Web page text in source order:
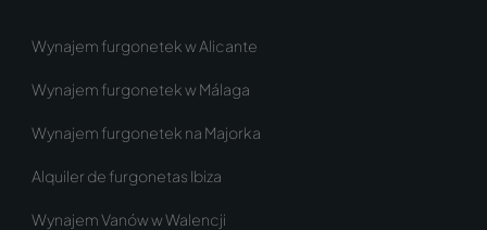
Wynajem furgonetek w Alicante
Wynajem furgonetek w Málaga
Wynajem furgonetek na Majorka
Alquiler de furgonetas Ibiza
Wynajem Vanów w Walencji